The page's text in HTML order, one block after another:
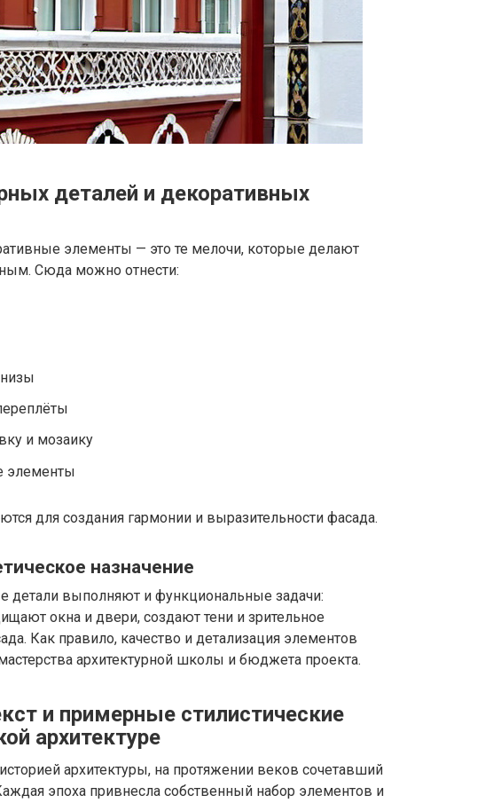
деталей и декоративных
элементы — это те мелочи, которые делают
Сюда можно отнести:
и мозаику
элементы
для создания гармонии и выразительности фасада.
назначение
детали выполняют и функциональные задачи:
окна и двери, создают тени и зрительное
Как правило, качество и детализация элементов
архитектурной школы и бюджета проекта.
и примерные стилистические
архитектуре
архитектуры, на протяжении веков сочетавший
эпоха привнесла собственный набор элементов и